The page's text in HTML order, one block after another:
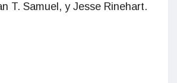
T. Samuel, y Jesse Rinehart.